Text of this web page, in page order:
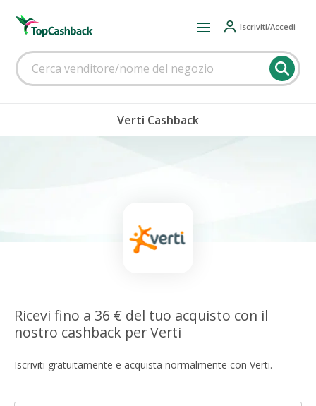
Iscriviti/Accedi
Verti Cashback
Ricevi fino a 36 € del tuo acquisto con il
nostro cashback per Verti
Iscriviti gratuitamente e acquista normalmente con Verti.